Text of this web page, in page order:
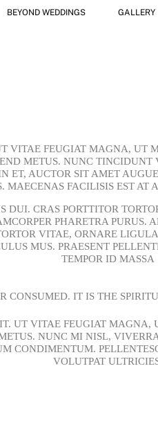
BEYOND WEDDINGS GALLERY
VITAE FEUGIAT MAGNA,
METUS. NUNC TINCIDUNT
AUCTOR SIT AMET
FACILISIS EST
CRAS PORTTITOR
PHARETRA
VITAE, ORNARE
MUS. PRAESENT
TEMPOR ID MASSA
CONSUMED. IT IS THE
UT VITAE FEUGIAT
NUNC MI NISL,
CONDIMENTUM.
VOLUTPAT